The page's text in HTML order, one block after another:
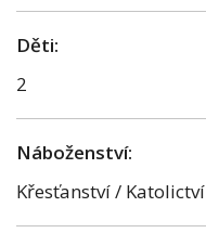
Děti:
2
Náboženství:
Křesťanství / Katolictví